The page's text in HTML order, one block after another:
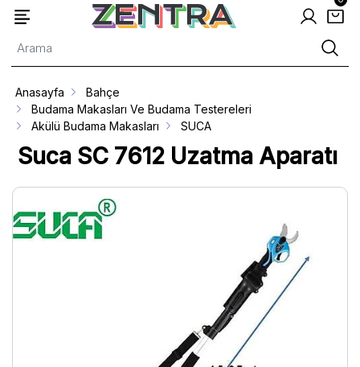
Suca SC 7612 Uzatma Aparatı
Anasayfa
Bahçe
Budama Makasları Ve Budama Testereleri
Akülü Budama Makasları
SUCA